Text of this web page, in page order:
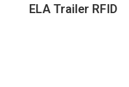
ELA Trailer RFID